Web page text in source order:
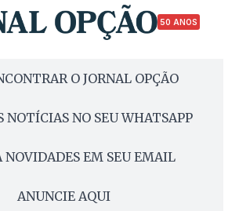
50 ANOS
O JORNAL OPÇÃO
NOTÍCIAS NO SEU WHATSAPP
NOVIDADES EM SEU EMAIL
ANUNCIE AQUI